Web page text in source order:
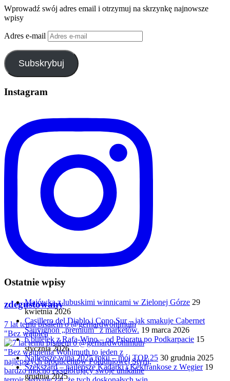
Wprowadź swój adres email i otrzymuj na skrzynkę najnowsze
wpisy
Adres e-mail
Subskrybuj
Instagram
zdegustowany
7 lat temu pisałem o @gerhardwohlmuth
"Bez wątpien
Ostatnie wpisy
Majówka z lubuskimi winnicami w Zielonej Górze 29
kwietnia 2026
Casillero del Diablo i Cono Sur – jak smakuje Cabernet
Sauvignon „premium” z marketów. 19 marca 2026
6 butelek z Rafa-Wino – od Prioratu po Podkarpacie 15
stycznia 2026
Najlepsze wina 2025 roku – mój TOP 25 30 grudnia 2025
Szekszárd – najlepsze Kadarki i Kékfrankose z Węgier 19
grudnia 2025